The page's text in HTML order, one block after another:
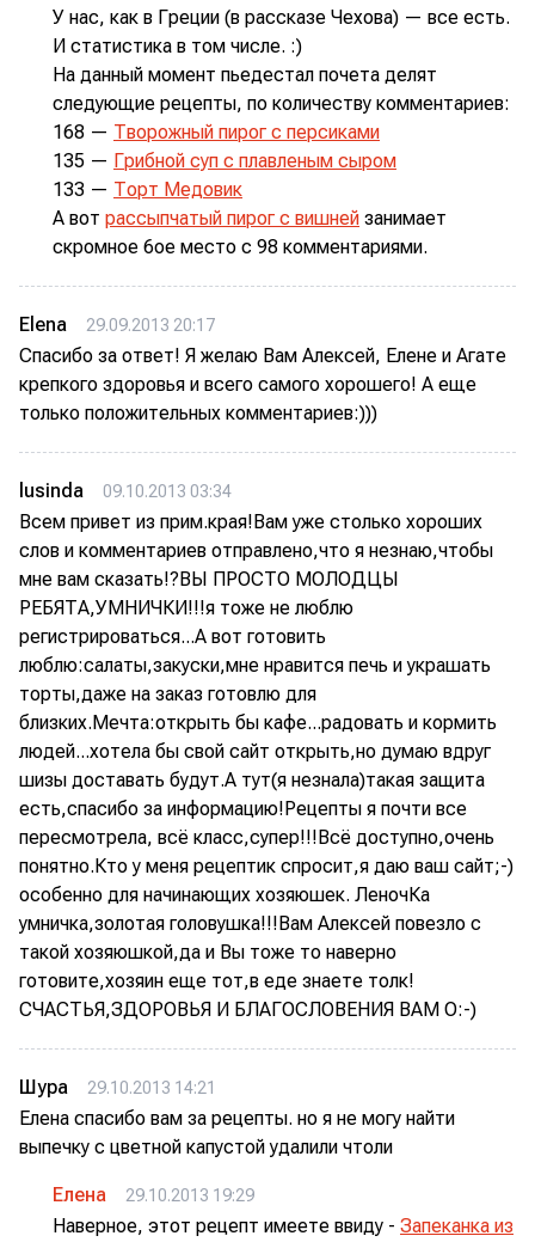
У нас, как в Греции (в рассказе Чехова) — все есть.
И статистика в том числе. :)
На данный момент пьедестал почета делят
следующие рецепты, по количеству комментариев:
168 — Творожный пирог с персиками
135 — Грибной суп с плавленым сыром
133 — Торт Медовик
А вот рассыпчатый пирог с вишней занимает
скромное 6ое место с 98 комментариями.
Elena 29.09.2013 20:17
Спасибо за ответ! Я желаю Вам Алексей, Елене и Агате
крепкого здоровья и всего самого хорошего! А еще
только положительных комментариев:)))
lusinda 09.10.2013 03:34
Всем привет из прим.края!Вам уже столько хороших
слов и комментариев отправлено,что я незнаю,чтобы
мне вам сказать!?ВЫ ПРОСТО МОЛОДЦЫ
РЕБЯТА,УМНИЧКИ!!!я тоже не люблю
регистрироваться...А вот готовить
люблю:салаты,закуски,мне нравится печь и украшать
торты,даже на заказ готовлю для
близких.Мечта:открыть бы кафе...радовать и кормить
людей...хотела бы свой сайт открыть,но думаю вдруг
шизы доставать будут.А тут(я незнала)такая защита
есть,спасибо за информацию!Рецепты я почти все
пересмотрела, всё класс,супер!!!Всё доступно,очень
понятно.Кто у меня рецептик спросит,я даю ваш сайт;-)
особенно для начинающих хозяюшек. ЛеночКа
умничка,золотая головушка!!!Вам Алексей повезло с
такой хозяюшкой,да и Вы тоже то наверно
готовите,хозяин еще тот,в еде знаете толк!
СЧАСТЬЯ,ЗДОРОВЬЯ И БЛАГОСЛОВЕНИЯ ВАМ O:-)
Шура 29.10.2013 14:21
Елена спасибо вам за рецепты. но я не могу найти
выпечку с цветной капустой удалили чтоли
Елена 29.10.2013 19:29
Наверное, этот рецепт имеете ввиду - Запеканка из